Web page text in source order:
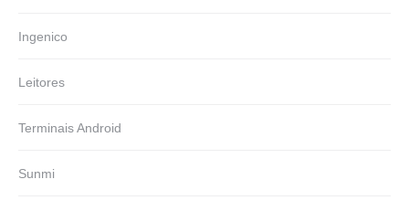
Ingenico
Leitores
Terminais Android
Sunmi